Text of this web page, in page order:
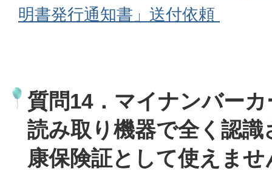
明書発行通知書」送付依頼
質問14．マイナンバー
読み取り機器で全く認
康保険証として使えま